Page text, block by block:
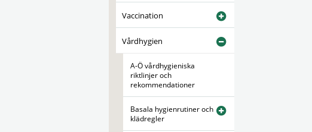
Vaccination
Vårdhygien
A-Ö vårdhygieniska
riktlinjer och
rekommendationer
Basala hygienrutiner och
klädregler